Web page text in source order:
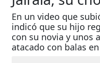
En un video que
indicó que su hijo
con su novia y unos
atacado con balas